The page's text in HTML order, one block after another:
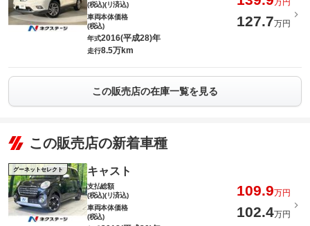
(税込)(リ済込)
万円
車両本体価格
(税込)
127.7万円
年式2016(平成28)年
走行8.5万km
この販売店の在庫一覧を見る
この販売店の新着車種
グーネットセレクト キャスト
支払総額
(税込)(リ済込)
109.9万円
車両本体価格
(税込)
102.4万円